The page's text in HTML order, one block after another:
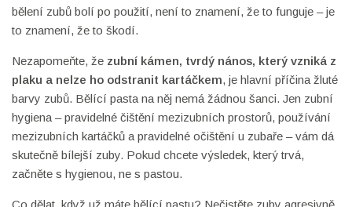
bělení zubů bolí po použití, není to znamení, že to funguje – je
to znamení, že to škodí.
Nezapomeňte, že zubní kámen, tvrdý nános, který vzniká z
plaku a nelze ho odstranit kartáčkem, je hlavní příčina žluté
barvy zubů. Bělící pasta na něj nemá žádnou šanci. Jen zubní
hygiena – pravidelné čištění mezizubních prostorů, používání
mezizubních kartáčků a pravidelné očištění u zubaře – vám dá
skutečně bílejší zuby. Pokud chcete výsledek, který trvá,
začněte s hygienou, ne s pastou.
Co dělat, když už máte bělící pastu? Nečistěte zuby agresivně